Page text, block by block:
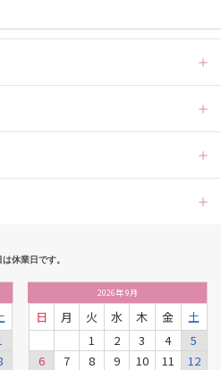
休業日です。
2026年9月
日 月 火 水 木 金
土
1
2 3 4
5
6
7 8 9 10 11
12